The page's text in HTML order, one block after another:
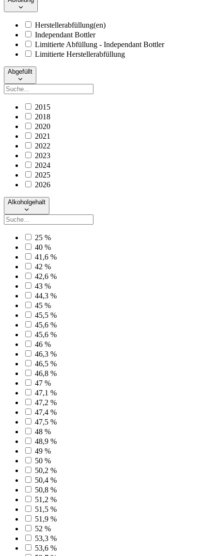
Herstellerabfüllung(en)
Independant Bottler
Limitierte Abfüllung - Independant Bottler
Limitierte Herstellerabfüllung
Abgefüllt
2015
2018
2020
2021
2022
2023
2024
2025
2026
Alkoholgehalt
25 %
40 %
41,6 %
42 %
42,6 %
43 %
44,3 %
45 %
45,5 %
45,6 %
45,6 %
46 %
46,3 %
46,5 %
46,8 %
47 %
47,1 %
47,2 %
47,4 %
47,5 %
48 %
48,9 %
49 %
50 %
50,2 %
50,4 %
50,8 %
51,2 %
51,5 %
51,9 %
52 %
53,3 %
53,6 %